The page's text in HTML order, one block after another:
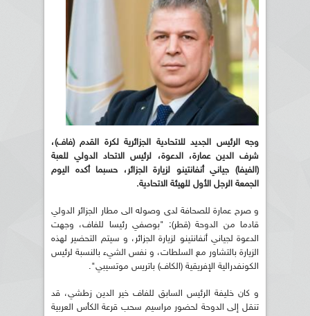
وجه الرئيس الجديد للاتحادية الجزائرية لكرة القدم (فاف)،
شرف الدين عمارة، الدعوة، لرئيس الاتحاد الدولي للعبة
(الفيفا) جياني أنفانتينو لزيارة الجزائر، حسبما أكده اليوم
الجمعة الرجل الأول للهيئة الاتحادية.
و صرح عمارة للصحافة لدى وصوله الى مطار الجزائر الدولي
قادما من الدوحة (قطر): "بوصفي رئيسا للفاف، وجهت
الدعوة لجياني أنفانتينو لزيارة الجزائر، و سيتم التحضير لهذه
الزيارة بالتشاور مع السلطات، و نفس الشيء بالنسبة لرئيس
الكونفدرالية الإفريقية (الكاف) باتريس موتسيبي".
و كان خليفة الرئيس السابق للفاف خير الدين زطشي، قد
تنقل إلى الدوحة لحضور مراسيم سحب قرعة الكأس العربية